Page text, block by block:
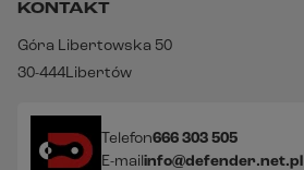
KONTAKT
Góra Libertowska 50
30-444Libertów
Telefon666 303 505
E-mailinfo@defender.net.pl